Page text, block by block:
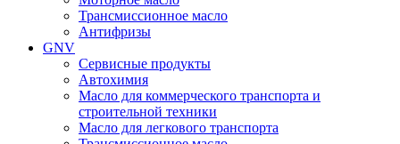
Трансмиссионное масло
Антифризы
GNV
Сервисные продукты
Автохимия
Масло для коммерческого транспорта и
строительной техники
Масло для легкового транспорта